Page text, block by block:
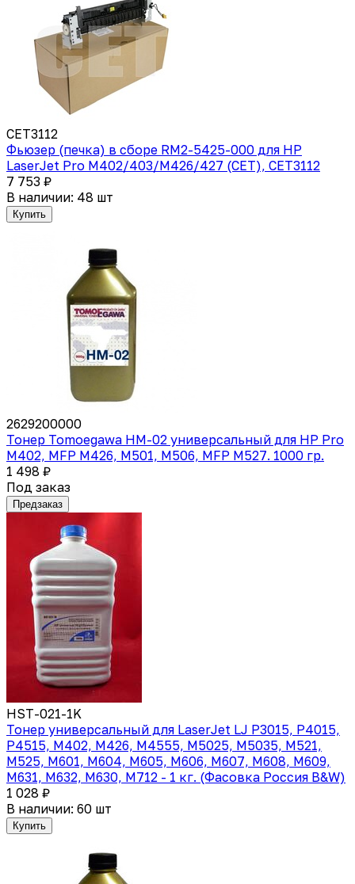
CET3112
Фьюзер (печка) в сборе RM2-5425-000 для HP
LaserJet Pro M402/403/M426/427 (CET), CET3112
7 753 ₽
В наличии: 48 шт
Купить
2629200000
Тонер Tomoegawa HM-02 универсальный для HP Pro
M402, MFP M426, M501, M506, MFP M527. 1000 гр.
1 498 ₽
Под заказ
Предзаказ
HST-021-1K
Тонер универсальный для LaserJet LJ P3015, P4015,
P4515, M402, M426, M4555, M5025, M5035, M521,
M525, M601, M604, M605, M606, M607, M608, M609,
M631, M632, M630, M712 - 1 кг. (Фасовка Россия B&W)
1 028 ₽
В наличии: 60 шт
Купить